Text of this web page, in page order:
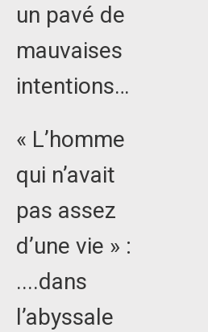
un pavé de
mauvaises
intentions…
« L’homme
qui n’avait
pas assez
d’une vie » :
....dans
l’abyssale